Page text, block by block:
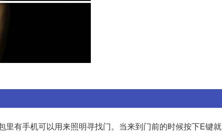
有手机可以用来照明寻找门。当来到门前的时候按下E键